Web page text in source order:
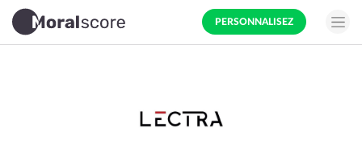
PERSONNALISEZ